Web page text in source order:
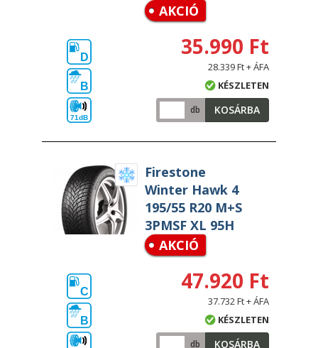
AKCIÓ
D
B
71dB
35.990 Ft
28.339 Ft + ÁFA
KÉSZLETEN
db KOSÁRBA
Firestone
Winter Hawk 4
195/55 R20 M+S
3PMSF XL 95H
AKCIÓ
C
B
47.920 Ft
37.732 Ft + ÁFA
KÉSZLETEN
db KOSÁRBA